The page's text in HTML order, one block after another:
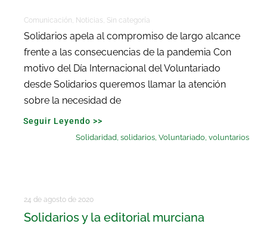
Comunicación, Noticias, Sin categoría
Solidarios apela al compromiso de largo alcance
frente a las consecuencias de la pandemia Con
motivo del Día Internacional del Voluntariado
desde Solidarios queremos llamar la atención
sobre la necesidad de
Seguir Leyendo >>
Solidaridad,solidarios,Voluntariado,voluntarios
24 de agosto de 2020
Solidarios y la editorial murciana